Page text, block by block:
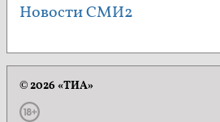
Новости СМИ2
© 2026 «ТИА»